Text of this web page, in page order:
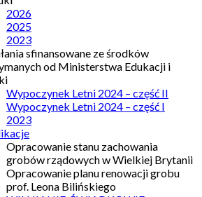
2026
2025
2023
sfinansowane ze środków
od Ministerstwa Edukacji i
Wypoczynek Letni 2024 – część II
Wypoczynek Letni 2024 – część I
2023
Opracowanie stanu zachowania
grobów rządowych w Wielkiej Brytanii
Opracowanie planu renowacji grobu
prof. Leona Bilińskiego